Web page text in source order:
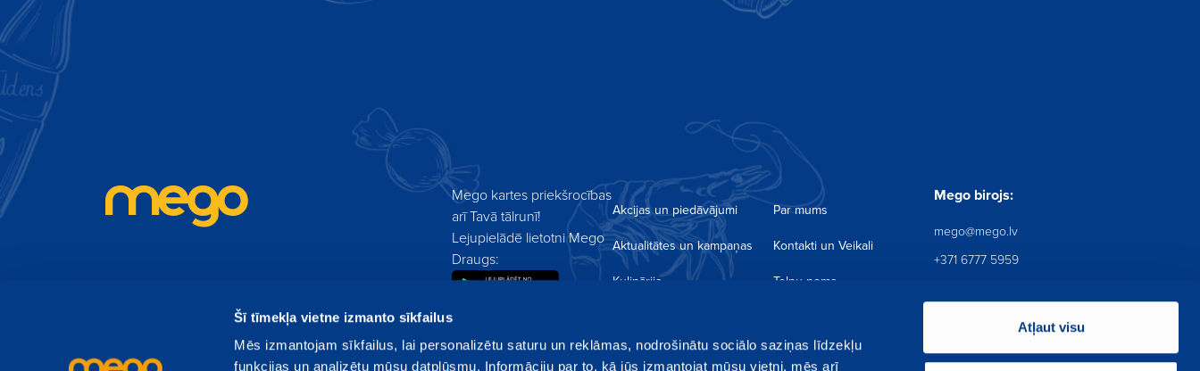
Šī tīmekļa vietne izmanto sīkfailus
Mēs izmantojam sīkfailus, lai personalizētu saturu un reklāmas, nodrošinātu sociālo saziņas līdzekļu
funkcijas un analizētu mūsu datplūsmu. Informāciju par to, kā jūs izmantojat mūsu vietni, mēs arī
Atļaut visu
Mego kartes priekšrocības
arī Tavā tālrunī!
Lejupielādē lietotni Mego
Draugs:
Akcijas un piedāvājumi
Aktualitātes un kampaņas
Kulinārija
Lojalitātes programma
Par mums
Kontakti un Veikali
Telpu noma
Privātuma Politika
Mego birojs:
mego@mego.lv
+371 6777 5959
Latvija, Rīga, LV-1073
Reģ. Nr.: 40003642393